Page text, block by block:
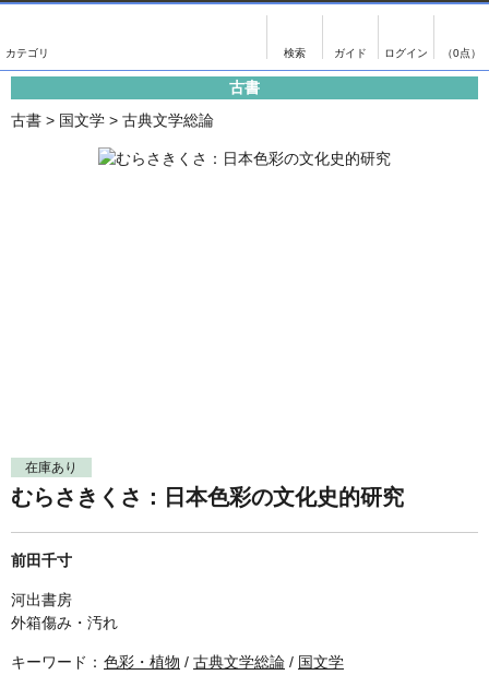
（0点）
影印資料
単行本◆日本語史
単行本◆美術
Ｗｅｂ版
美本なし
書誌学・目録
古書目録
画像がある商品のみ検索
古書
古書 > 国文学 > 古典文学総論
在庫あり
むらさきくさ：日本色彩の文化史的研究
前田千寸
河出書房
外箱傷み・汚れ
キーワード： 色彩・植物 / 古典文学総論 / 国文学